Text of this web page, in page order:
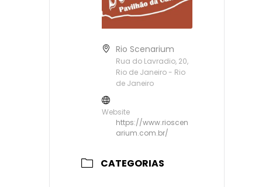
Rio Scenarium
Rua do Lavradio, 20,
Rio de Janeiro - Rio
de Janeiro
Website
https://www.rioscen
arium.com.br/
CATEGORIAS